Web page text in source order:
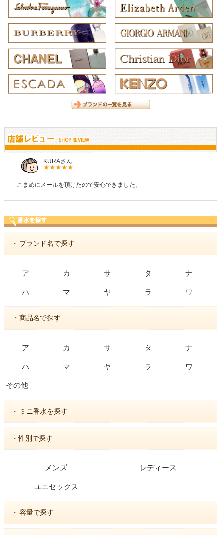
KURAさん
こまめにメールを頂けたので安心できました。
・ ブランド名で探す
ア カ サ タ ナ
ハ マ ヤ ラ ワ
・商品名で探す
ア カ サ タ ナ
ハ マ ヤ ラ ワ
その他
・ ミニ香水を探す
・性別で探す
メンズ レディース
ユニセックス
・ 容量で探す